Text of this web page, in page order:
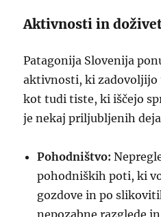
Aktivnosti in
Patagonija Slovenija
aktivnosti, ki zadovoljijo
kot tudi tiste, ki iščejo
je nekaj priljubljenih
Pohodništvo:
pohodniških poti, ki
gozdove in po
nepozabne razglede